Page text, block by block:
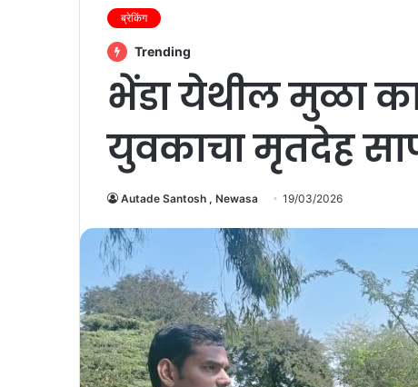
ब्रेकिंग
Trending
भेंडा येथील मुळा
युवकाचा मृतदेह
Autade Santosh , Newasa 19/03/2026